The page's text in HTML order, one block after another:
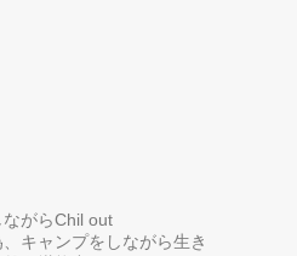
がらChil out
キャンプをしながら生き